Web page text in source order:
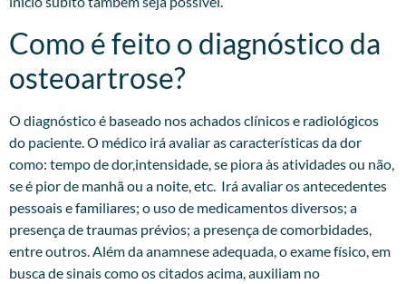
Como é feito o diagnóstico da
osteoartrose?
O diagnóstico é baseado nos achados clínicos e radiológicos
do paciente. O médico irá avaliar as características da dor
como: tempo de dor,intensidade, se piora às atividades ou não,
se é pior de manhã ou a noite, etc. Irá avaliar os antecedentes
pessoais e familiares; o uso de medicamentos diversos; a
presença de traumas prévios; a presença de comorbidades,
entre outros. Além da anamnese adequada, o exame físico, em
busca de sinais como os citados acima, auxiliam no